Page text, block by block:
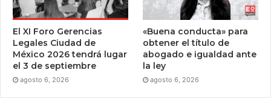
El XI Foro Gerencias
Legales Ciudad de
México 2026 tendrá lugar
el 3 de septiembre
agosto 6, 2026
«Buena conducta» para
obtener el título de
abogado e igualdad ante
la ley
agosto 6, 2026